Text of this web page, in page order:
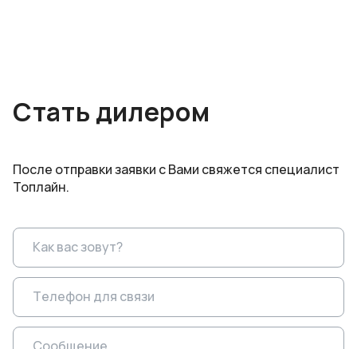
Стать дилером
После отправки заявки с Вами свяжется специалист
Топлайн.